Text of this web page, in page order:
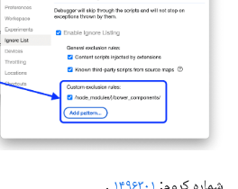
شماره کروم: ۱۴۹۶۳۰۱ .